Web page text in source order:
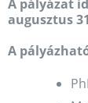
A pályázat
augusztus
A